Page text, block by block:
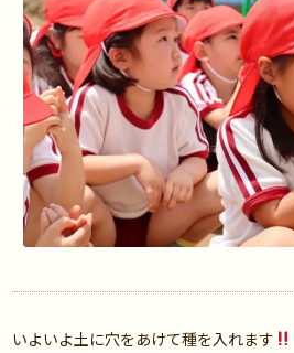
いよいよ土に穴をあけて種を入れます